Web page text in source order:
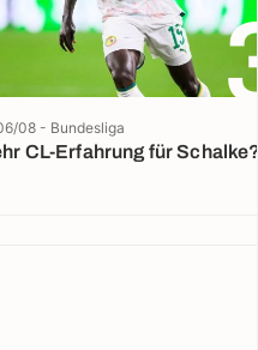
3
CL-Erfahrung für Schalke?
08 - Bundesliga